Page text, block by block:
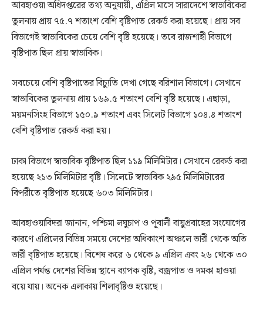
আবহাওয়া অধিদপ্তরের তথ্য অনুযায়ী, এপ্রিল মাসে সারাদেশে স্বাভাবিকের
তুলনায় প্রায় ৭৫.৭ শতাংশ বেশি বৃষ্টিপাত রেকর্ড করা হয়েছে। প্রায় সব
বিভাগেই স্বাভাবিকের চেয়ে বেশি বৃষ্টি হয়েছে। তবে রাজশাহী বিভাগে
বৃষ্টিপাত ছিল প্রায় স্বাভাবিক।
সবচেয়ে বেশি বৃষ্টিপাতের বিচ্যুতি দেখা গেছে বরিশাল বিভাগে। সেখানে
স্বাভাবিকের তুলনায় প্রায় ১৬৯.৫ শতাংশ বেশি বৃষ্টি হয়েছে। এছাড়া,
ময়মনসিংহ বিভাগে ১৫০.৯ শতাংশ এবং সিলেট বিভাগে ১০৪.৪ শতাংশ
বেশি বৃষ্টিপাত রেকর্ড করা হয়।
ঢাকা বিভাগে স্বাভাবিক বৃষ্টিপাত ছিল ১১৯ মিলিমিটার। সেখানে রেকর্ড করা
হয়েছে ২১৩ মিলিমিটার বৃষ্টি। সিলেটে স্বাভাবিক ২৯৫ মিলিমিটারের
বিপরীতে বৃষ্টিপাত হয়েছে ৬০৩ মিলিমিটার।
আবহাওয়াবিদরা জানান, পশ্চিমা লঘুচাপ ও পূবালী বায়ুপ্রবাহের সংযোগের
কারণে এপ্রিলের বিভিন্ন সময়ে দেশের অধিকাংশ অঞ্চলে ভারী থেকে অতি
ভারী বৃষ্টিপাত হয়েছে। বিশেষ করে ৬ থেকে ৯ এপ্রিল এবং ২৬ থেকে ৩০
এপ্রিল পর্যন্ত দেশের বিভিন্ন স্থানে ব্যাপক বৃষ্টি, বজ্রপাত ও দমকা হাওয়া
বয়ে যায়। অনেক এলাকায় শিলাবৃষ্টিও হয়েছে।